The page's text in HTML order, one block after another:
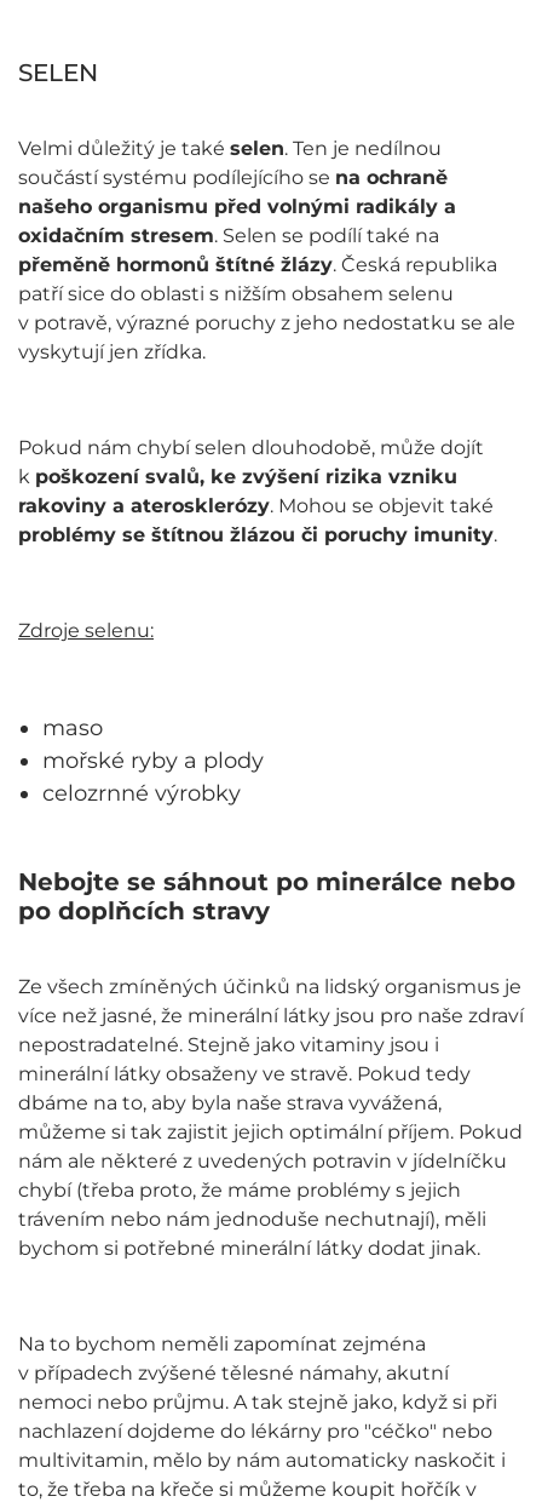
SELEN
Velmi důležitý je také selen. Ten je nedílnou
součástí systému podílejícího se na ochraně
našeho organismu před volnými radikály a
oxidačním stresem. Selen se podílí také na
přeměně hormonů štítné žlázy. Česká republika
patří sice do oblasti s nižším obsahem selenu
v potravě, výrazné poruchy z jeho nedostatku se ale
vyskytují jen zřídka.
Pokud nám chybí selen dlouhodobě, může dojít
k poškození svalů, ke zvýšení rizika vzniku
rakoviny a aterosklerózy. Mohou se objevit také
problémy se štítnou žlázou či poruchy imunity.
Zdroje selenu:
maso
mořské ryby a plody
celozrnné výrobky
Nebojte se sáhnout po minerálce nebo
po doplňcích stravy
Ze všech zmíněných účinků na lidský organismus je
více než jasné, že minerální látky jsou pro naše zdraví
nepostradatelné. Stejně jako vitaminy jsou i
minerální látky obsaženy ve stravě. Pokud tedy
dbáme na to, aby byla naše strava vyvážená,
můžeme si tak zajistit jejich optimální příjem. Pokud
nám ale některé z uvedených potravin v jídelníčku
chybí (třeba proto, že máme problémy s jejich
trávením nebo nám jednoduše nechutnají), měli
bychom si potřebné minerální látky dodat jinak.
Na to bychom neměli zapomínat zejména
v případech zvýšené tělesné námahy, akutní
nemoci nebo průjmu. A tak stejně jako, když si při
nachlazení dojdeme do lékárny pro "céčko" nebo
multivitamin, mělo by nám automaticky naskočit i
to, že třeba na křeče si můžeme koupit hořčík v